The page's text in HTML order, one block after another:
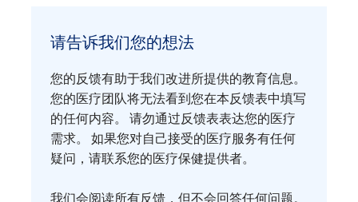
告
我
们
您
的
想
请告诉我们您的想法
您的反馈有助于我们改进所提供的教育信息。
您的医疗团队将无法看到您在本反馈表中填写
的任何内容。 请勿通过反馈表表达您的医疗
需求。 如果您对自己接受的医疗服务有任何
疑问，请联系您的医疗保健提供者。
我们会阅读所有反馈，但不会回答任何问题。